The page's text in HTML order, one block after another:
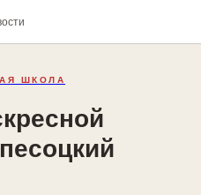
ШКОЛА